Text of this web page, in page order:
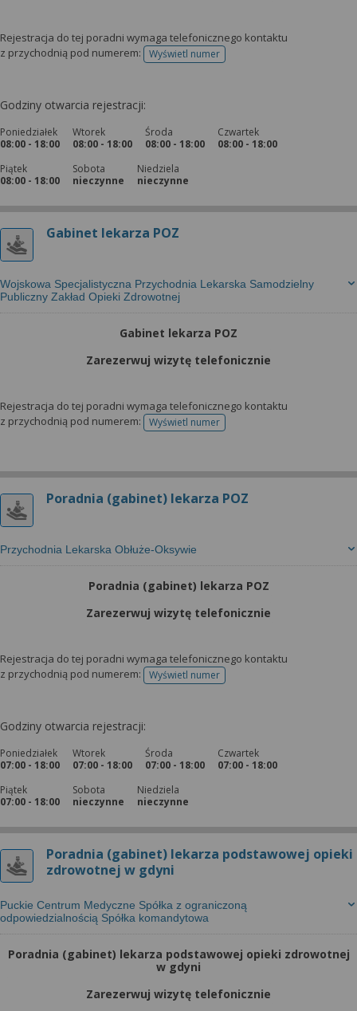
Rejestracja do tej poradni wymaga telefonicznego kontaktu
z przychodnią pod numerem:
Wyświetl numertelefonu do rejestracji
Godziny otwarcia rejestracji:
Poniedziałek
08:00 - 18:00
Wtorek
08:00 - 18:00
Środa
08:00 - 18:00
Czwartek
08:00 - 18:00
Piątek
08:00 - 18:00
Sobota
nieczynne
Niedziela
nieczynne
Gabinet lekarza POZ
Wojskowa Specjalistyczna Przychodnia Lekarska Samodzielny
Publiczny Zakład Opieki Zdrowotnej
Gabinet lekarza POZ
Zarezerwuj wizytę telefonicznie
Rejestracja do tej poradni wymaga telefonicznego kontaktu
z przychodnią pod numerem:
Wyświetl numertelefonu do rejestracji
Poradnia (gabinet) lekarza POZ
Przychodnia Lekarska Obłuże-Oksywie
Poradnia (gabinet) lekarza POZ
Zarezerwuj wizytę telefonicznie
Rejestracja do tej poradni wymaga telefonicznego kontaktu
z przychodnią pod numerem:
Wyświetl numertelefonu do rejestracji
Godziny otwarcia rejestracji:
Poniedziałek
07:00 - 18:00
Wtorek
07:00 - 18:00
Środa
07:00 - 18:00
Czwartek
07:00 - 18:00
Piątek
07:00 - 18:00
Sobota
nieczynne
Niedziela
nieczynne
Poradnia (gabinet) lekarza podstawowej opieki
zdrowotnej w gdyni
Puckie Centrum Medyczne Spółka z ograniczoną
odpowiedzialnością Spółka komandytowa
Poradnia (gabinet) lekarza podstawowej opieki zdrowotnej
w gdyni
Zarezerwuj wizytę telefonicznie